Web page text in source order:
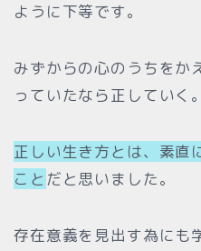
ように下等です。
みずからの心のうちをか
っていたなら正していく。
正しい生き方とは、素直
こと だと思いました。
存在意義を見出す為にも